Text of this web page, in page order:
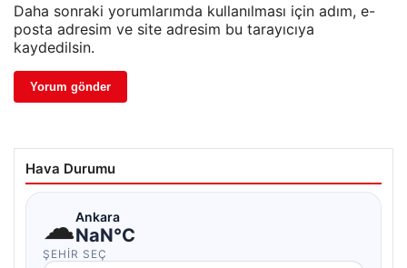
Daha sonraki yorumlarımda kullanılması için adım, e-
posta adresim ve site adresim bu tarayıcıya
kaydedilsin.
Hava Durumu
☁Ankara
NaN°C
ŞEHIR SEÇ